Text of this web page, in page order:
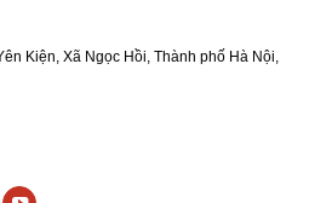
Kiện, Xã Ngọc Hồi, Thành phố Hà Nội,